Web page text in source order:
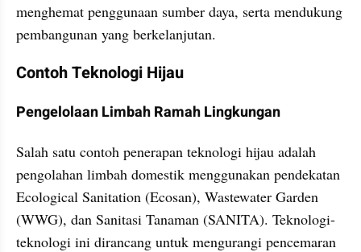
menghemat penggunaan sumber daya, serta mendukung
pembangunan yang berkelanjutan.
Contoh Teknologi Hijau
Pengelolaan Limbah Ramah Lingkungan
Salah satu contoh penerapan teknologi hijau adalah
pengolahan limbah domestik menggunakan pendekatan
Ecological Sanitation (Ecosan), Wastewater Garden
(WWG), dan Sanitasi Tanaman (SANITA). Teknologi-
teknologi ini dirancang untuk mengurangi pencemaran